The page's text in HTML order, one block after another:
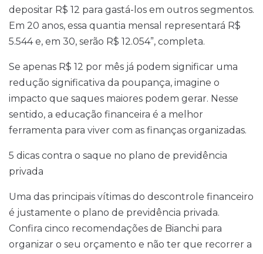
depositar R$ 12 para gastá-los em outros segmentos.
Em 20 anos, essa quantia mensal representará R$
5.544 e, em 30, serão R$ 12.054”, completa.
Se apenas R$ 12 por mês já podem significar uma
redução significativa da poupança, imagine o
impacto que saques maiores podem gerar. Nesse
sentido, a educação financeira é a melhor
ferramenta para viver com as finanças organizadas.
5 dicas contra o saque no plano de previdência
privada
Uma das principais vítimas do descontrole financeiro
é justamente o plano de previdência privada.
Confira cinco recomendações de Bianchi para
organizar o seu orçamento e não ter que recorrer a